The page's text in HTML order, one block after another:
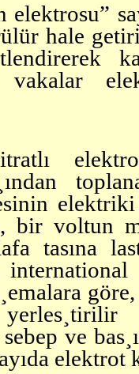
elektrosu”
hale
vakalar
elektriki
bir voltun
tasına
göre,
ve
elektrot